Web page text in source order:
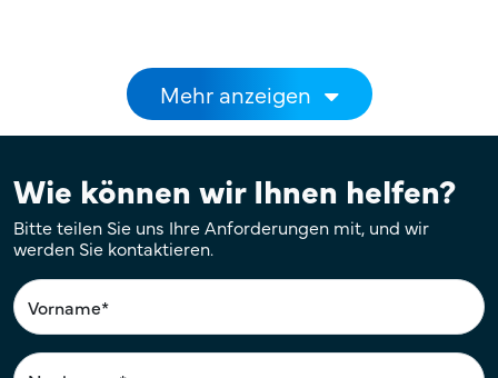
Seitennummerierung
Mehr anzeigen
Wie können wir Ihnen helfen?
Bitte teilen Sie uns Ihre Anforderungen mit, und wir
werden Sie kontaktieren.